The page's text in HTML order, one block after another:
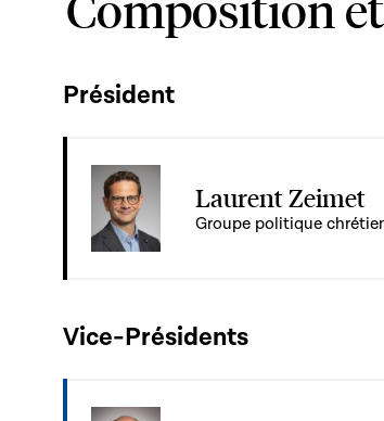
Président
Laurent Zeimet
Groupe politique
Vice-Présidents